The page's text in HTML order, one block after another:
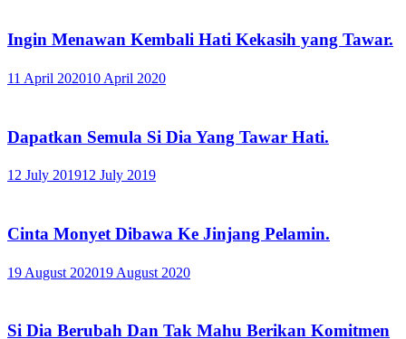
Ingin Menawan Kembali Hati Kekasih yang Tawar.
11 April 202010 April 2020
Dapatkan Semula Si Dia Yang Tawar Hati.
12 July 201912 July 2019
Cinta Monyet Dibawa Ke Jinjang Pelamin.
19 August 202019 August 2020
Si Dia Berubah Dan Tak Mahu Berikan Komitmen